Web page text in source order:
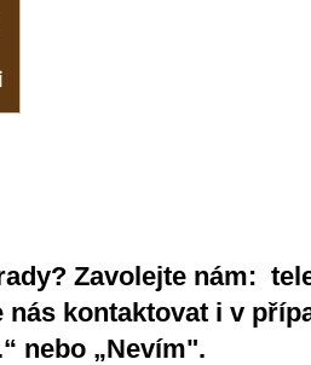
Zavolejte nám:
nás kontaktovat i v
nebo „Nevím".